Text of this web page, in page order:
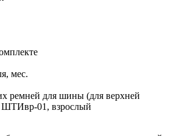
мес.
ремней для шины (для верхней
ШТИвр-01, взрослый